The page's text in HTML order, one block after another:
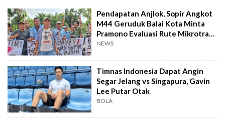
Pendapatan Anjlok, Sopir Angkot
M44 Geruduk Balai Kota Minta
Pramono Evaluasi Rute Mikrotrans
48A
NEWS
Timnas Indonesia Dapat Angin
Segar Jelang vs Singapura, Gavin
Lee Putar Otak
BOLA